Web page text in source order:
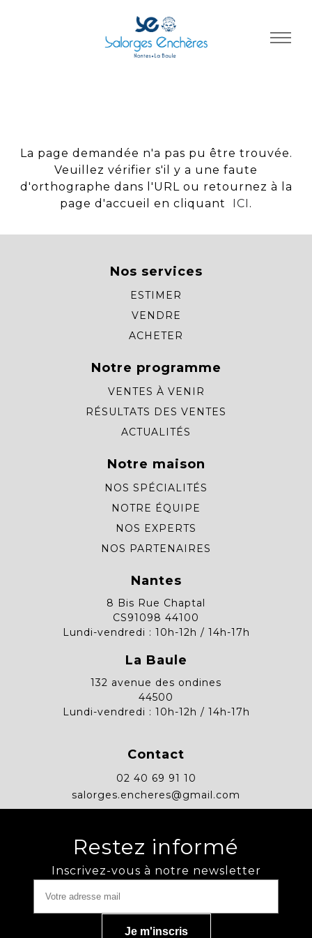
La page demandée n'a pas pu être trouvée.
Veuillez vérifier s'il y a une faute
d'orthographe dans l'URL ou retournez à la
page d'accueil en cliquant
ICI .
Nos services
ESTIMER
VENDRE
ACHETER
Notre programme
VENTES À VENIR
RÉSULTATS DES VENTES
ACTUALITÉS
Notre maison
NOS SPÉCIALITÉS
NOTRE ÉQUIPE
NOS EXPERTS
NOS PARTENAIRES
Nantes
8 Bis Rue Chaptal
CS91098 44100
Lundi-vendredi : 10h-12h / 14h-17h
La Baule
132 avenue des ondines
44500
Lundi-vendredi : 10h-12h / 14h-17h
Contact
02 40 69 91 10
salorges.encheres@gmail.com
Restez informé
Inscrivez-vous à notre newsletter